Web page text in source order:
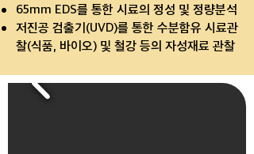
65mm EDS를 통한 시료의 정성 및 정량분석
저진공 검출기(UVD)를 통한 수분함유 시료관
찰(식품, 바이오) 및 철강 등의 자성재료 관찰